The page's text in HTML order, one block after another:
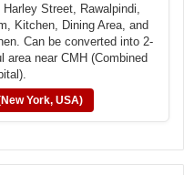
Street, Rawalpindi,
Kitchen, Dining Area, and
Can be converted into 2-
area near CMH (Combined
York, USA)